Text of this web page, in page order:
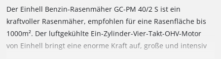
Der Einhell Benzin-Rasenmäher GC-PM 40/2 S ist ein
kraftvoller Rasenmäher, empfohlen für eine Rasenfläche bis
1000m². Der luftgekühlte Ein-Zylinder-Vier-Takt-OHV-Motor
von Einhell bringt eine enorme Kraft auf, große und intensiv